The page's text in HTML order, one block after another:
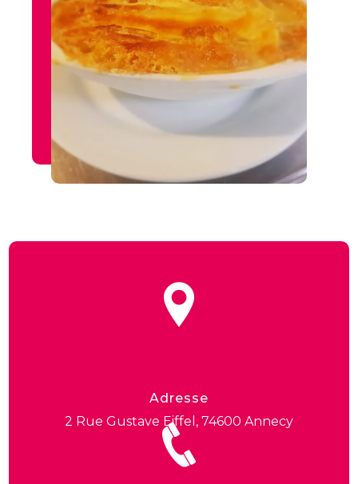
Adresse
2 Rue Gustave Eiffel, 74600 Annecy